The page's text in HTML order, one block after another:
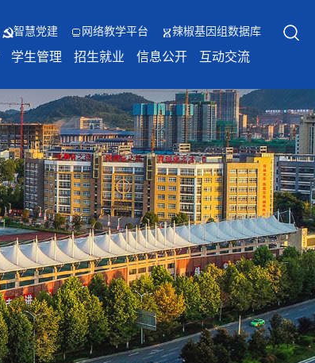
智慧党建 网络教学平台 辣椒基因组数据库
学生管理 招生就业 信息公开 互动交流